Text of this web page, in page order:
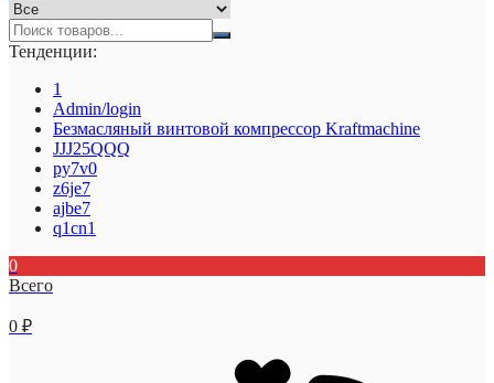
Тенденции:
1
Admin/login
Безмасляный винтовой компрессор Kraftmaсhine
JJJ25QQQ
py7v0
z6je7
ajbe7
q1cn1
0
Всего
0 ₽